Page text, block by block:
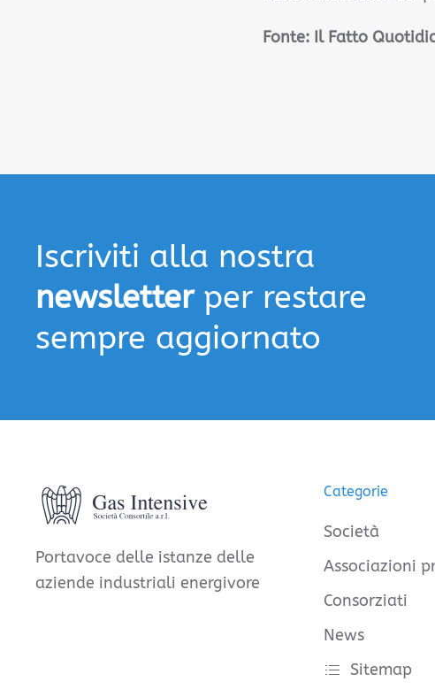
Fonte: Il Fatto
Iscriviti alla nostra
newsletterper restare
sempre aggiornato
Portavoce delle istanze delle
aziende industriali energivore
Categorie
Società
Associazioni
Consorziati
News
Sitemap